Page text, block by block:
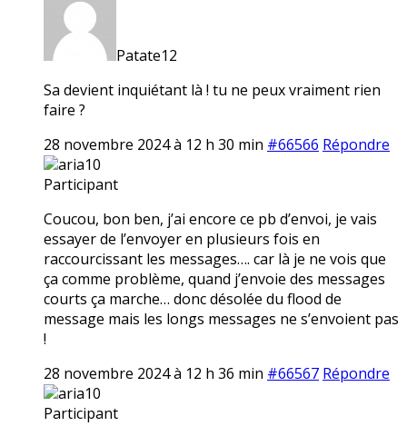
Patate12
Sa devient inquiétant là ! tu ne peux vraiment rien
faire ?
28 novembre 2024 à 12 h 30 min #66566 Répondre
aria10
Participant
Coucou, bon ben, j’ai encore ce pb d’envoi, je vais
essayer de l’envoyer en plusieurs fois en
raccourcissant les messages…. car là je ne vois que
ça comme problème, quand j’envoie des messages
courts ça marche… donc désolée du flood de
message mais les longs messages ne s’envoient pas
!
28 novembre 2024 à 12 h 36 min #66567 Répondre
aria10
Participant